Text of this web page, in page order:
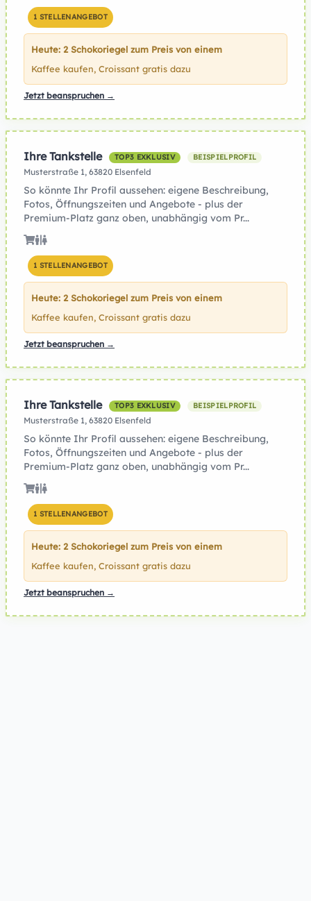
1 STELLENANGEBOT
Heute: 2 Schokoriegel zum Preis von einem
Kaffee kaufen, Croissant gratis dazu
Jetzt beanspruchen →
Ihre Tankstelle TOP3 EXKLUSIV BEISPIELPROFIL
Musterstraße 1, 63820 Elsenfeld
So könnte Ihr Profil aussehen: eigene Beschreibung,
Fotos, Öffnungszeiten und Angebote - plus der
Premium-Platz ganz oben, unabhängig vom Pr...
1 STELLENANGEBOT
Heute: 2 Schokoriegel zum Preis von einem
Kaffee kaufen, Croissant gratis dazu
Jetzt beanspruchen →
Ihre Tankstelle TOP3 EXKLUSIV BEISPIELPROFIL
Musterstraße 1, 63820 Elsenfeld
So könnte Ihr Profil aussehen: eigene Beschreibung,
Fotos, Öffnungszeiten und Angebote - plus der
Premium-Platz ganz oben, unabhängig vom Pr...
1 STELLENANGEBOT
Heute: 2 Schokoriegel zum Preis von einem
Kaffee kaufen, Croissant gratis dazu
Jetzt beanspruchen →